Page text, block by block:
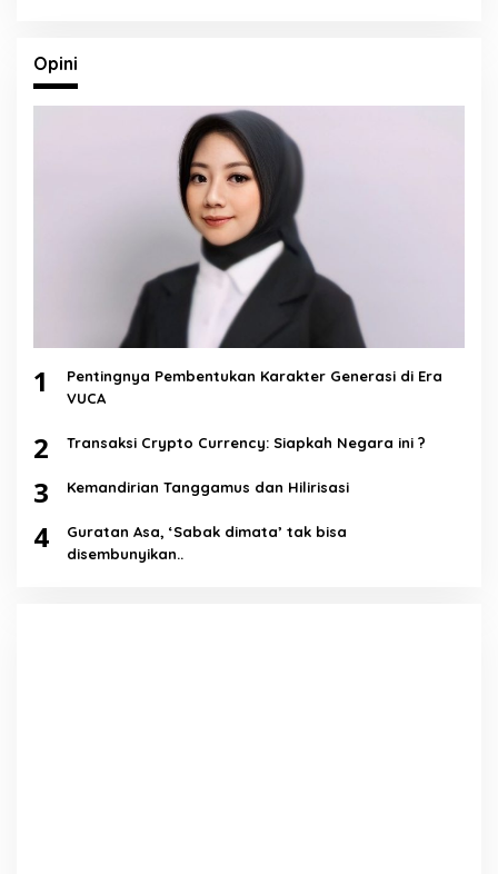
Opini
1
Pentingnya Pembentukan Karakter Generasi di Era
VUCA
2 Transaksi Crypto Currency: Siapkah Negara ini ?
3 Kemandirian Tanggamus dan Hilirisasi
4
Guratan Asa, ‘Sabak dimata’ tak bisa
disembunyikan..